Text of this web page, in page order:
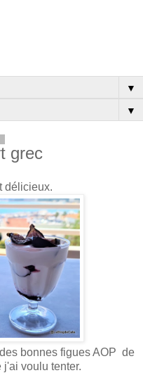
▼
▼
grec
délicieux.
bonnes figues AOP de
voulu tenter.